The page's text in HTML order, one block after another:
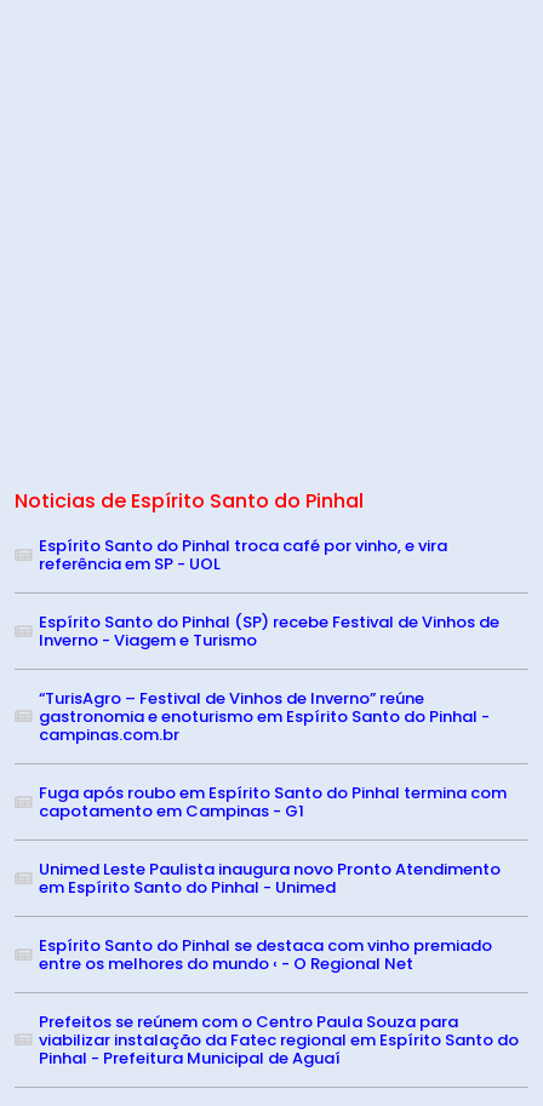
Noticias de Espírito Santo do Pinhal
Espírito Santo do Pinhal troca café por vinho, e vira
referência em SP - UOL
Espírito Santo do Pinhal (SP) recebe Festival de Vinhos de
Inverno - Viagem e Turismo
“TurisAgro – Festival de Vinhos de Inverno” reúne
gastronomia e enoturismo em Espírito Santo do Pinhal -
campinas.com.br
Fuga após roubo em Espírito Santo do Pinhal termina com
capotamento em Campinas - G1
Unimed Leste Paulista inaugura novo Pronto Atendimento
em Espírito Santo do Pinhal - Unimed
Espírito Santo do Pinhal se destaca com vinho premiado
entre os melhores do mundo ‹ - O Regional Net
Prefeitos se reúnem com o Centro Paula Souza para
viabilizar instalação da Fatec regional em Espírito Santo do
Pinhal - Prefeitura Municipal de Aguaí